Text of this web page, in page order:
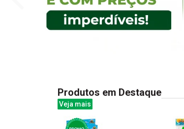
Produtos em Destaque
Veja mais